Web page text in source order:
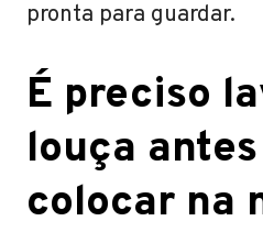
pronta para guardar.
É preciso
louça
colocar na